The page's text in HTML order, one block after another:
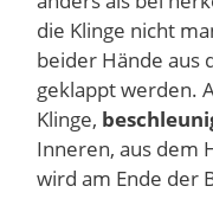
die Klinge nicht
beider Hände aus
geklappt werden.
Klinge,
Inneren, aus dem
wird am Ende der